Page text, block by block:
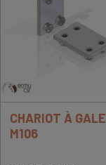
CHARIOT À
M106